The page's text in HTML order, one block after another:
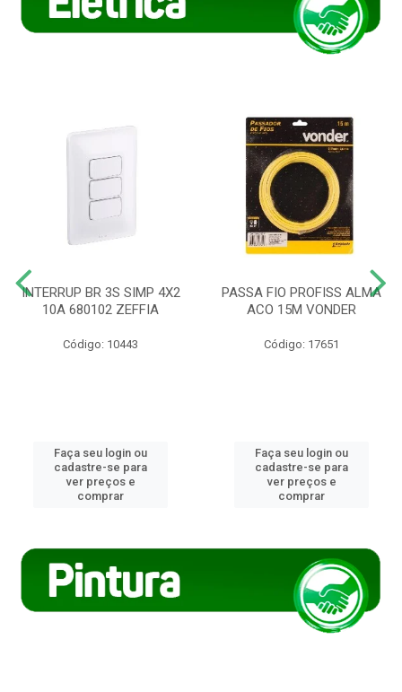
INTERRUP BR 3S SIMP 4X2
10A 680102 ZEFFIA
Código: 10443
Faça seu login ou
cadastre-se para
ver preços e
comprar
PASSA FIO PROFISS ALMA
ACO 15M VONDER
Código: 17651
Faça seu login ou
cadastre-se para
ver preços e
comprar